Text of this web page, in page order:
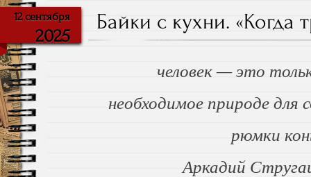
12 сентября
2025
Байки с кухни. «Когда
человек — это
необходимое природе для
рюмки
Аркадий